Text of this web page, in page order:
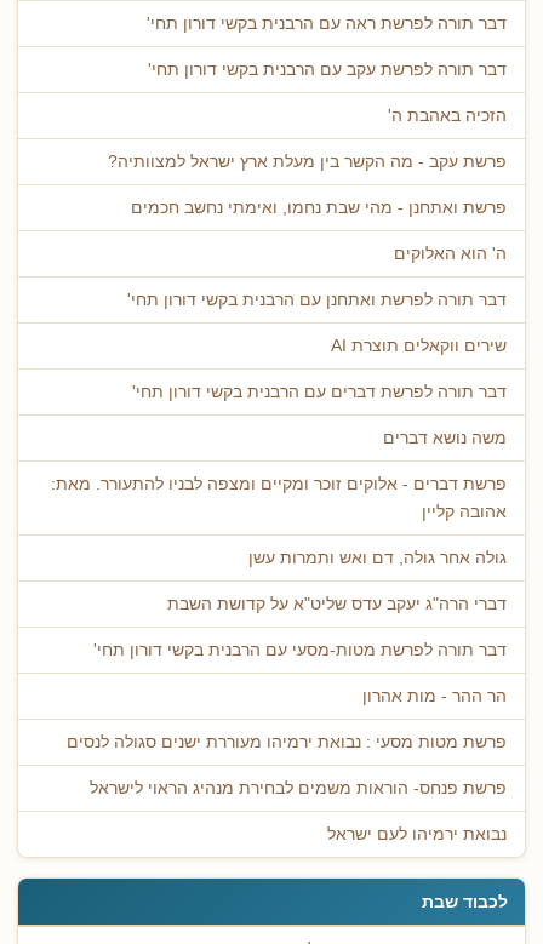
דבר תורה לפרשת ראה עם הרבנית בקשי דורון תחי'
דבר תורה לפרשת עקב עם הרבנית בקשי דורון תחי'
הזכיה באהבת ה'
פרשת עקב - מה הקשר בין מעלת ארץ ישראל למצוותיה?
פרשת ואתחנן - מהי שבת נחמו, ואימתי נחשב חכמים
ה' הוא האלוקים
דבר תורה לפרשת ואתחנן עם הרבנית בקשי דורון תחי'
שירים ווקאלים תוצרת AI
דבר תורה לפרשת דברים עם הרבנית בקשי דורון תחי'
משה נושא דברים
פרשת דברים - אלוקים זוכר ומקיים ומצפה לבניו להתעורר. מאת:
אהובה קליין
גולה אחר גולה, דם ואש ותמרות עשן
דברי הרה"ג יעקב עדס שליט"א על קדושת השבת
דבר תורה לפרשת מטות-מסעי עם הרבנית בקשי דורון תחי'
הר ההר - מות אהרון
פרשת מטות מסעי : נבואת ירמיהו מעוררת ישנים סגולה לנסים
פרשת פנחס- הוראות משמים לבחירת מנהיג הראוי לישראל
נבואת ירמיהו לעם ישראל
לכבוד שבת